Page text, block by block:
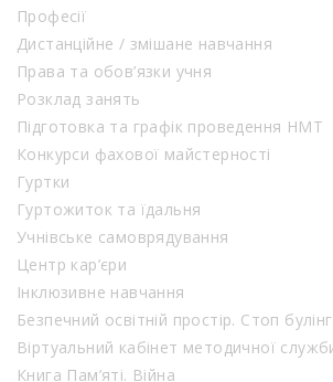
Професії
Дистанційне / змішане навчання
Права та обов’язки учня
Розклад занять
Підготовка та графік проведення НМТ
Конкурси фахової майстерності
Гуртки
Гуртожиток та їдальня
Учнівське самоврядування
Центр кар’єри
Інклюзивне навчання
Безпечний освітній простір. Стоп булінг
Віртуальний кабінет методичної
Книга Пам’яті. Війна